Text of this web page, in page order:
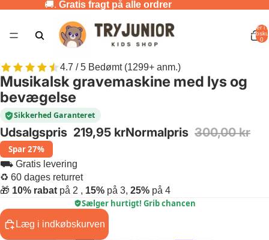
🚚. Gratis fragt på alle ordrer
Varer i
0
4.7 / 5 Bedømt (1299+ anm.)
Musikalsk gravemaskine med lys og
bevægelse
Sikkerhed Garanteret
Udsalgspris 219,95 krNormalpris 300,00 kr
Spar 27%
⛟ Gratis levering
♻ 60 dages returret
🎁 10% rabat på 2 , 15% på 3, 25% på 4
Sælger hurtigt! Grib chancen
Læg i indkøbskurven